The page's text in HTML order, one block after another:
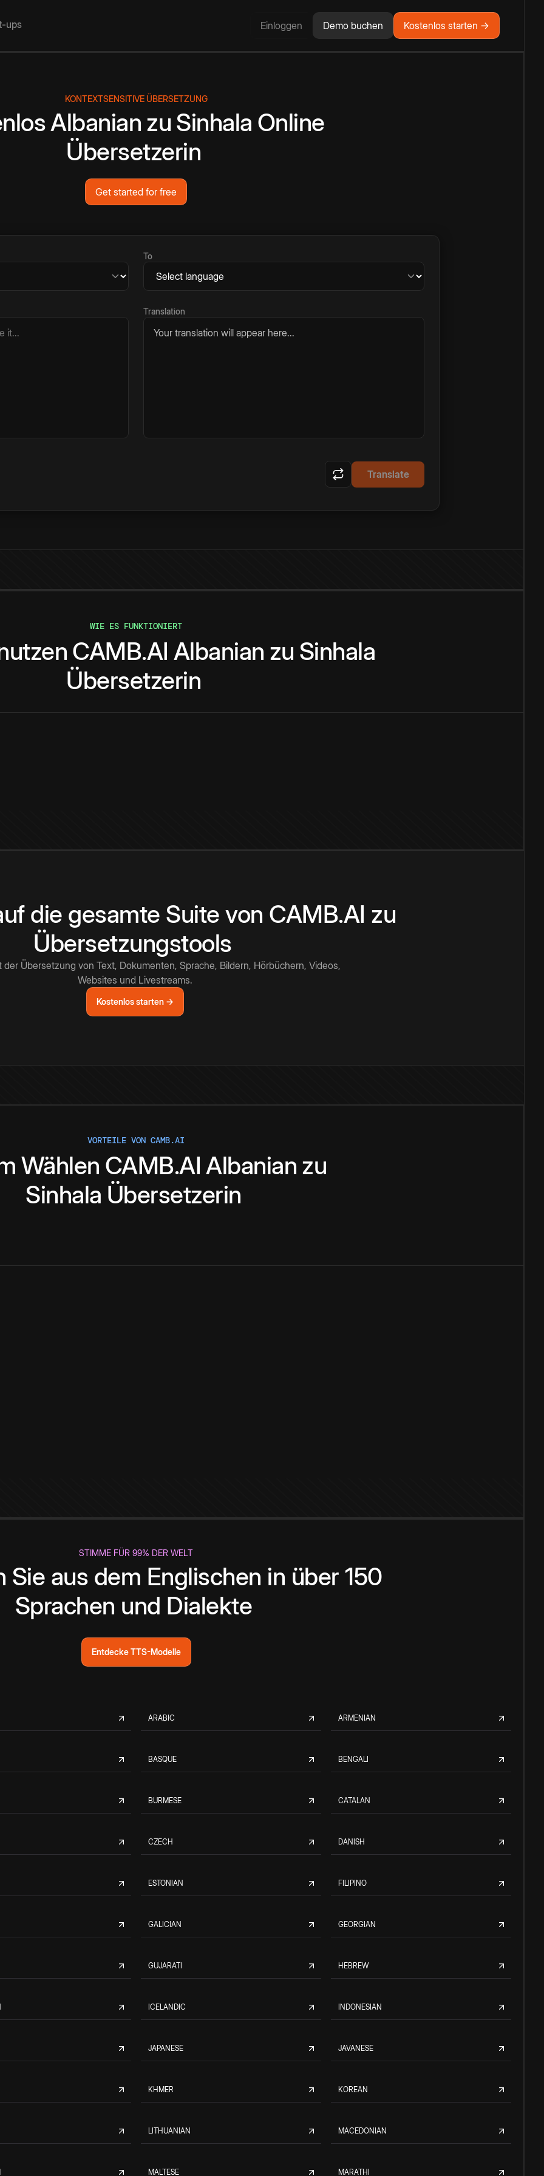
ups Einloggen Demo buchen Kostenlos starten →
KONTEXTSENSITIVE ÜBERSETZUNG
Albanian zu Sinhala Online
Übersetzerin
Get started for free
To
Translation
Your translation will appear here...
Translate
WIE ES FUNKTIONIERT
CAMB.AI Albanian zu Sinhala
Übersetzerin
die gesamte Suite von CAMB.AI zu
Übersetzungstools
der Übersetzung von Text, Dokumenten, Sprache, Bildern, Hörbüchern, Videos,
Websites und Livestreams.
Kostenlos starten →
VORTEILE VON CAMB.AI
Wählen CAMB.AI Albanian zu
Sinhala Übersetzerin
STIMME FÜR 99% DER WELT
Sie aus dem Englischen in über 150
Sprachen und Dialekte
Entdecke TTS-Modelle
ARABIC ARMENIAN
BASQUE BENGALI
BURMESE CATALAN
CZECH DANISH
ESTONIAN FILIPINO
GALICIAN GEORGIAN
GUJARATI HEBREW
ICELANDIC INDONESIAN
JAPANESE JAVANESE
KHMER KOREAN
LITHUANIAN MACEDONIAN
MALTESE MARATHI